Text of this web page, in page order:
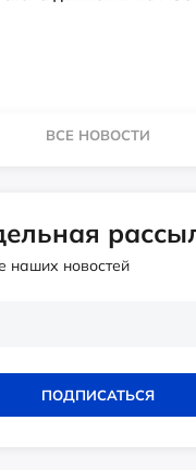
ВСЕ НОВОСТИ
наших новостей
ПОДПИСАТЬСЯ